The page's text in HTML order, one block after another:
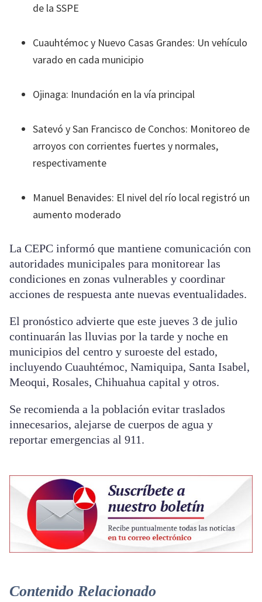
de la SSPE
Cuauhtémoc y Nuevo Casas Grandes: Un vehículo
varado en cada municipio
Ojinaga: Inundación en la vía principal
Satevó y San Francisco de Conchos: Monitoreo de
arroyos con corrientes fuertes y normales,
respectivamente
Manuel Benavides: El nivel del río local registró un
aumento moderado
La CEPC informó que mantiene comunicación con
autoridades municipales para monitorear las
condiciones en zonas vulnerables y coordinar
acciones de respuesta ante nuevas eventualidades.
El pronóstico advierte que este jueves 3 de julio
continuarán las lluvias por la tarde y noche en
municipios del centro y suroeste del estado,
incluyendo Cuauhtémoc, Namiquipa, Santa Isabel,
Meoqui, Rosales, Chihuahua capital y otros.
Se recomienda a la población evitar traslados
innecesarios, alejarse de cuerpos de agua y
reportar emergencias al 911.
Contenido Relacionado